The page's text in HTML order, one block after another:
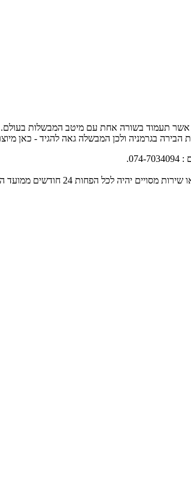
תעמוד בשורה אחת עם מיטב המבשלות בעולם.
בגרמניה ולכן המבשלה גאה להגיד - כאן